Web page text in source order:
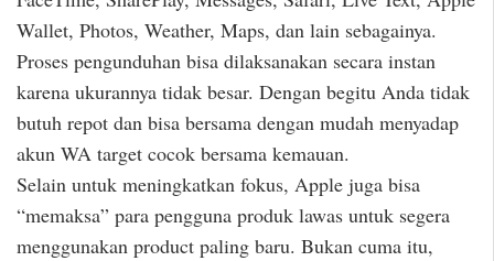
Wallet, Photos, Weather, Maps, dan lain sebagainya.
Proses pengunduhan bisa dilaksanakan secara instan
karena ukurannya tidak besar. Dengan begitu Anda tidak
butuh repot dan bisa bersama dengan mudah menyadap
akun WA target cocok bersama kemauan.
Selain untuk meningkatkan fokus, Apple juga bisa
“memaksa” para pengguna produk lawas untuk segera
menggunakan product paling baru. Bukan cuma itu,